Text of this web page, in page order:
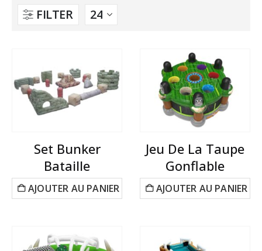
FILTER
Set Bunker
Bataille
AJOUTER AU PANIER
Jeu De La Taupe
Gonflable
AJOUTER AU PANIER